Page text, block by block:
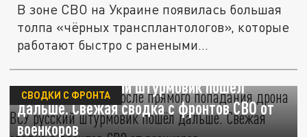
В зоне СВО на Украине появилась большая
толпа «чёрных трансплантологов», которые
работают быстро с ранеными...
Стойкий солдат. После прямого попадания
дрона ВСУ русский штурмовик пошёл
дальше. Свежая сводка с фронтов СВО от
военкоров
СВОДКИ С ФРОНТА